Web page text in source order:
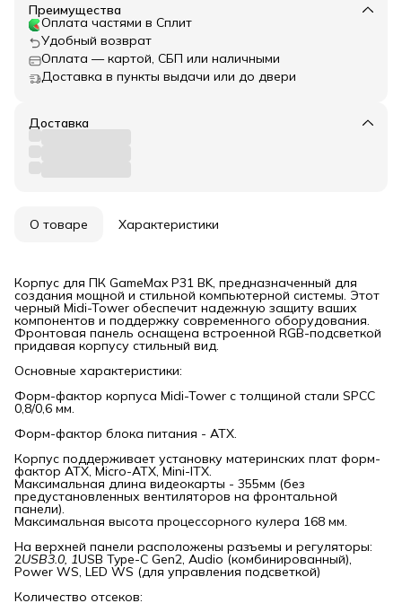
Преимущества
Оплата частями в Сплит
Удобный возврат
Оплата — картой, СБП или наличными
Доставка в пункты выдачи или до двери
Доставка
О товаре Характеристики
Корпус для ПК GameMax P31 BK, предназначенный для
создания мощной и стильной компьютерной системы. Этот
черный Midi-Tower обеспечит надежную защиту ваших
компонентов и поддержку современного оборудования.
Фронтовая панель оснащена встроенной RGB-подсветкой
придавая корпусу стильный вид.
Основные характеристики:
Форм-фактор корпуса Midi-Tower с толщиной стали SPCC
0,8/0,6 мм.
Форм-фактор блока питания - АТХ.
Корпус поддерживает установку материнских плат форм-
фактор ATX, Micro-ATX, Mini-ITX.
Максимальная длина видеокарты - 355мм (без
предустановленных вентиляторов на фронтальной
панели).
Максимальная высота процессорного кулера 168 мм.
На верхней панели расположены разъемы и регуляторы:
2USB3.0, 1USB Type-C Gen2, Audio (комбинированный),
Power WS, LED WS (для управления подсветкой)
Количество отсеков: